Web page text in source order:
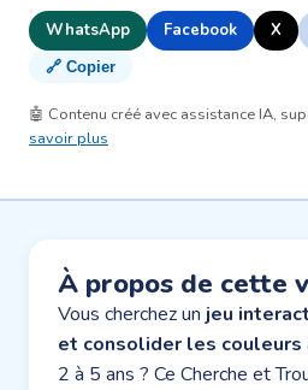
WhatsApp Facebook X
🔗 Copier
🤖 Contenu créé avec assistance IA,
savoir plus
À propos de cette
Vous cherchez un jeu
et consolider les couleurs
2 à 5 ans ? Ce Cherche et